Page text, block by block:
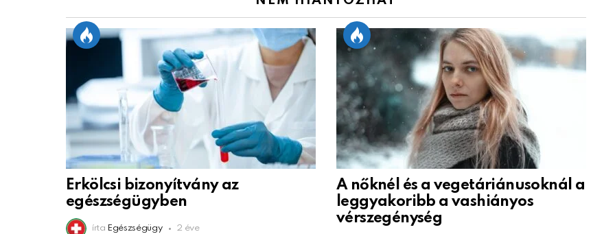
Erkölcsi bizonyítvány az
egészségügyben
írta Egészségügy 2 éve
A nőknél és a vegetáriánusoknál a
leggyakoribb a vashiányos
vérszegénység